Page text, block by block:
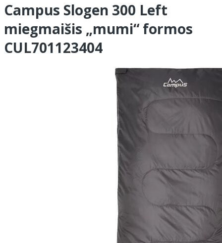
Campus Slogen 300 Left
miegmaišis „mumi“ formos
CUL701123404